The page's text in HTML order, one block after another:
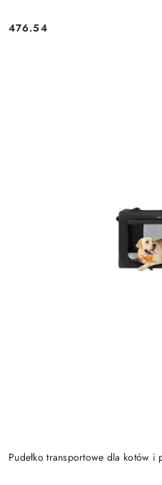
Cena:
476.54
Pudełko transportowe dla kotów i